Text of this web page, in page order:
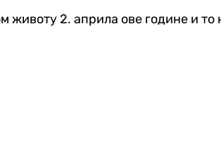
2. априла ове године и